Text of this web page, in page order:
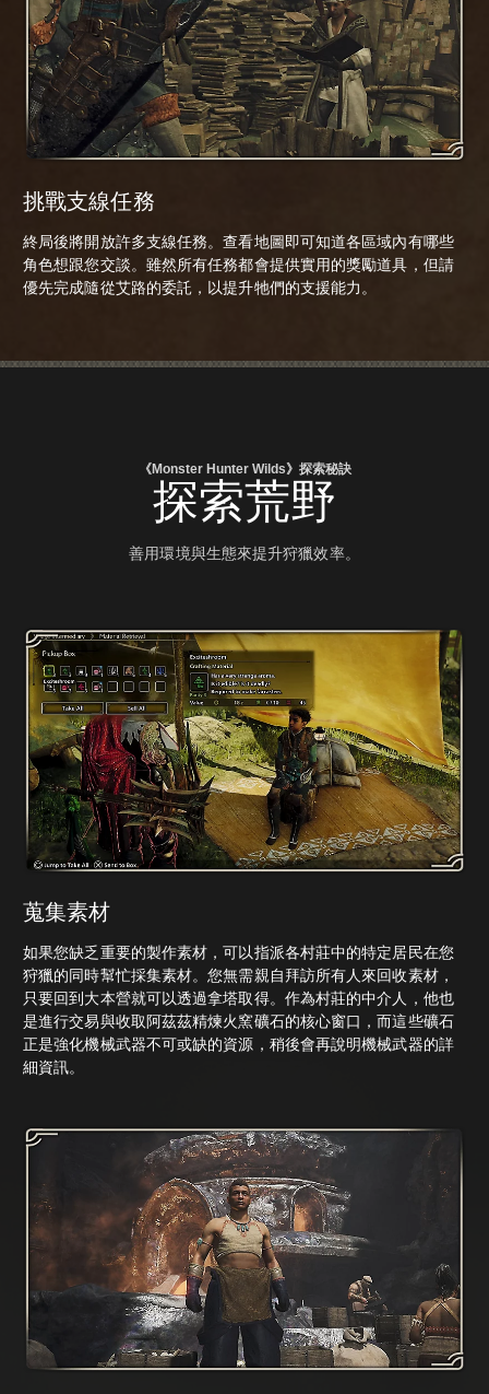
挑戰支線任務
終局後將開放許多支線任務。查看地圖即可知道各區域內有哪些
角色想跟您交談。雖然所有任務都會提供實用的獎勵道具，但請
優先完成隨從艾路的委託，以提升牠們的支援能力。
《Monster Hunter Wilds》探索秘訣
探索荒野
善用環境與生態來提升狩獵效率。
蒐集素材
如果您缺乏重要的製作素材，可以指派各村莊中的特定居民在您
狩獵的同時幫忙採集素材。您無需親自拜訪所有人來回收素材，
只要回到大本營就可以透過拿塔取得。作為村莊的中介人，他也
是進行交易與收取阿茲茲精煉火窯礦石的核心窗口，而這些礦石
正是強化機械武器不可或缺的資源，稍後會再說明機械武器的詳
細資訊。